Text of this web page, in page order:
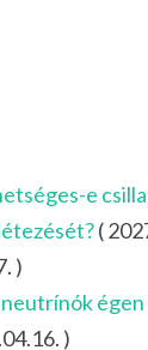
e
(
)
égen
)